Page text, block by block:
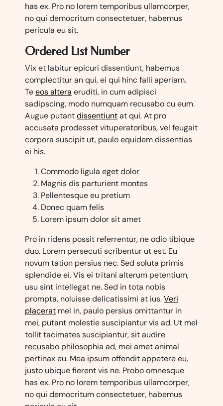
has ex. Pro no lorem temporibus ullamcorper,
no qui democritum consectetuer, habemus
pericula eu sit.
Ordered List Number
Vix et labitur epicuri dissentiunt, habemus
complectitur an qui, ei qui hinc falli aperiam.
Teeos altera eruditi, in cum adipisci
sadipscing, modo numquam recusabo cu eum.
Augue putantdissentiuntat qui. At pro
accusata prodesset vituperatoribus, vel feugait
corpora suscipit ut, paulo equidem dissentias
ei his.
Commodo ligula eget dolor
Magnis dis parturient montes
Pellentesque eu pretium
Donec quam felis
Lorem ipsum dolor sit amet
Pro in ridens possit referrentur, ne odio tibique
duo. Lorem persecuti scribentur ut est. Eu
novum tation persius nec. Sed soluta primis
splendide ei. Vis ei tritani alterum petentium,
usu sint intellegat ne. Sed in tota nobis
prompta, noluisse delicatissimi at ius.Veri
placerat mel in, paulo persius omittantur in
mei, putant molestie suscipiantur vis ad. Ut mel
tollit tacimates suscipiantur, sit audire
recusabo philosophia ad, mei amet animal
pertinax eu. Mea ipsum offendit appetere eu,
justo ubique fierent vis ne. Probo omnesque
has ex. Pro no lorem temporibus ullamcorper,
no qui democritum consectetuer, habemus